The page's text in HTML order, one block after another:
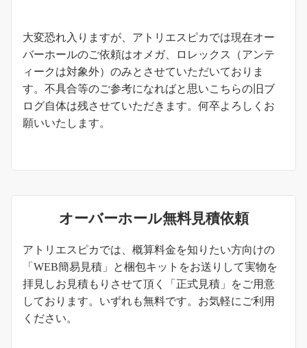
大変恐れ入りますが、アトリエスピカでは現在オー
バーホールのご依頼はオメガ、ロレックス（アンテ
ィークは対象外）のみとさせていただいておりま
す。不具合等のご参考になればと思いこちらの旧ブ
ログ自体は残させていただきます。何卒よろしくお
願いいたします。
オーバーホール無料見積依頼
アトリエスピカでは、概算料金を知りたい方向けの
「WEB簡易見積」と梱包キットをお送りして実物を
拝見しお見積もりさせて頂く「正式見積」をご用意
しております。いずれも無料です。お気軽にご利用
ください。